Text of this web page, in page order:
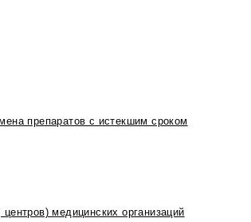
препаратов с истекшим сроком
медицинских организаций